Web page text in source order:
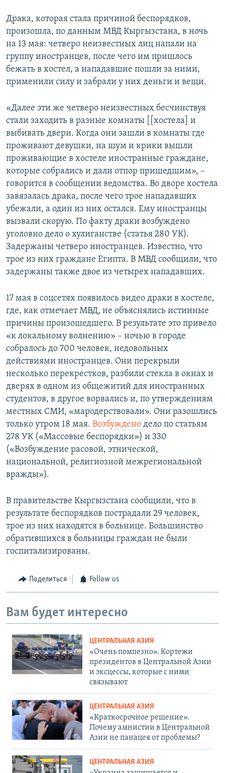
Драка, которая стала причиной беспорядков,
произошла, по данным МВД Кыргызстана, в ночь
на 13 мая: четверо неизвестных лиц напали на
группу иностранцев, после чего им пришлось
бежать в хостел, а нападавшие пошли за ними,
применили силу и забрали у них деньги и вещи.
«Далее эти же четверо неизвестных бесчинствуя
стали заходить в разные комнаты [[хостела] и
выбивать двери. Когда они зашли в комнаты где
проживают девушки, на шум и крики вышли
проживающие в хостеле иностранные граждане,
которые собрались и дали отпор пришедшим», –
говорится в сообщении ведомства. Во дворе хостела
завязалась драка, после чего трое нападавших
убежали, а один из них остался. Ему иностранцы
вызвали скорую. По факту драки возбуждено
уголовно дело о хулиганстве (статья 280 УК).
Задержаны четверо иностранцев. Известно, что
трое из них граждане Египта. В МВД сообщили, что
задержаны также двое из четырех нападавших.
17 мая в соцсетях появилось видео драки в хостеле,
где, как отмечает МВД, не объяснялись истинные
причины произошедшего. В результате это привело
«к локальному волнению» – ночью в городе
собралось до 700 человек, недовольных
действиями иностранцев. Они перекрыли
несколько перекрестков, разбили стекла в окнах и
дверях в одном из общежитий для иностранных
студентов, в другое ворвались и, по утверждениям
местных СМИ, «мародерствовали». Они разошлись
только утром 18 мая. Возбуждено дело по статьям
278 УК («Массовые беспорядки») и 330
(«Возбуждение расовой, этнической,
национальной, религиозной межрегиональной
вражды»).
В правительстве Кыргызстана сообщили, что в
результате беспорядков пострадали 29 человек,
трое из них находятся в больнице. Большинство
обратившихся в больницы граждан не были
госпитализированы.
Поделиться Follow us
Вам будет интересно
ЦЕНТРАЛЬНАЯ АЗИЯ
«Очень помпезно». Кортежи
президентов в Центральной Азии
и эксцессы, которые с ними
связывают
ЦЕНТРАЛЬНАЯ АЗИЯ
«Краткосрочное решение».
Почему амнистии в Центральной
Азии не панацея от проблемы?
ЦЕНТРАЛЬНАЯ АЗИЯ